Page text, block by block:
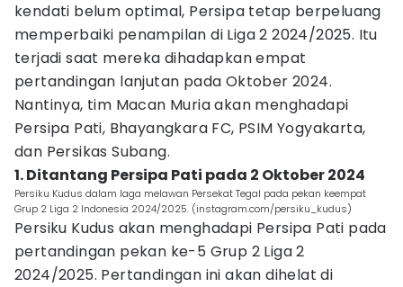
kendati belum optimal, Persipa tetap berpeluang
memperbaiki penampilan di Liga 2 2024/2025. Itu
terjadi saat mereka dihadapkan empat
pertandingan lanjutan pada Oktober 2024.
Nantinya, tim Macan Muria akan menghadapi
Persipa Pati, Bhayangkara FC, PSIM Yogyakarta,
dan Persikas Subang.
1. Ditantang Persipa Pati pada 2 Oktober 2024
Persiku Kudus dalam laga melawan Persekat Tegal pada pekan keempat
Grup 2 Liga 2 Indonesia 2024/2025. (instagram.com/persiku_kudus)
Persiku Kudus akan menghadapi Persipa Pati pada
pertandingan pekan ke-5 Grup 2 Liga 2
2024/2025. Pertandingan ini akan dihelat di